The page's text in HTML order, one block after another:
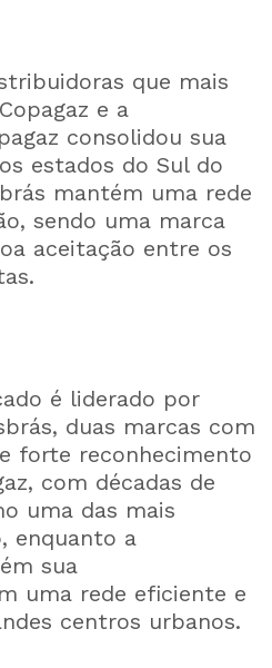
que mais
e a
consolidou sua
estados do Sul do
mantém uma rede
sendo uma marca
aceitação entre os
é liderado por
duas marcas com
forte reconhecimento
com décadas de
uma das mais
enquanto a
sua
uma rede eficiente e
centros urbanos.